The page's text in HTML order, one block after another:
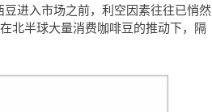
进入市场之前，利空因素往往已悄然
北半球大量消费咖啡豆的推动下，隔